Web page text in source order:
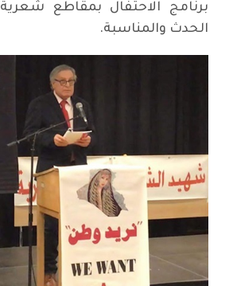
برنامج الاحتفال بمقاطع
الحدث والمناسبة.